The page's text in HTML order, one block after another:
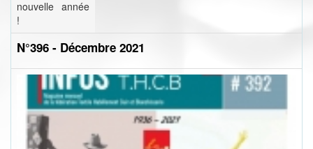
nouvelle année
!
N°396 - Décembre 2021